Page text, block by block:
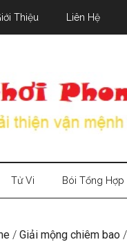
Thiệu Liên Hệ
Tử Vi Bói Tổng Hợp
/ Giải mộng chiêm bao /